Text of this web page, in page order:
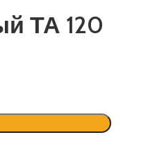
ТА 120